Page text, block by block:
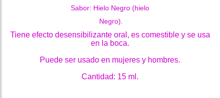
Sabor: Hielo Negro (hielo
Negro).
Tiene efecto desensibilizante oral, es comestible y se usa
en la boca.
Puede ser usado en mujeres y hombres.
Cantidad: 15 ml.